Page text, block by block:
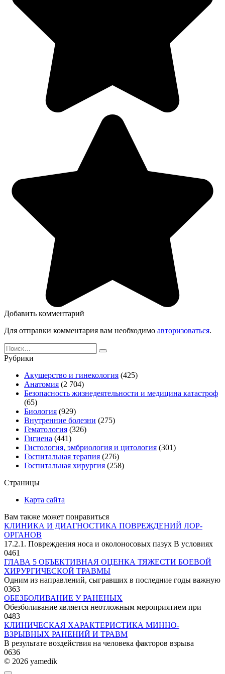
Добавить комментарий
Для отправки комментария вам необходимо авторизоваться.
Search
for:
Рубрики
Акушерство и гинекология (425)
Анатомия (2 704)
Безопасность жизнедеятельности и медицина катастроф
(65)
Биология (929)
Внутренние болезни (275)
Гематология (326)
Гигиена (441)
Гистология, эмбриология и цитология (301)
Госпитальная терапия (276)
Госпитальная хирургия (258)
Страницы
Карта сайта
Вам также может понравиться
КЛИНИКА И ДИАГНОСТИКА ПОВРЕЖДЕНИЙ ЛОР-
ОРГАНОВ
17.2.1. Повреждения носа и околоносовых пазух В условиях
0461
ГЛАВА 5 ОБЪЕКТИВНАЯ ОЦЕНКА ТЯЖЕСТИ БОЕВОЙ
ХИРУРГИЧЕСКОЙ ТРАВМЫ
Одним из направлений, сыгравших в последние годы важную
0363
ОБЕЗБОЛИВАНИЕ У РАНЕНЫХ
Обезболивание является неотложным мероприятием при
0483
КЛИНИЧЕСКАЯ ХАРАКТЕРИСТИКА МИННО-
ВЗРЫВНЫХ РАНЕНИЙ И ТРАВМ
В результате воздействия на человека факторов взрыва
0636
© 2026 yamedik